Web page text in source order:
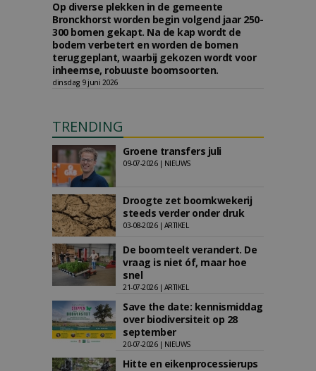
Op diverse plekken in de gemeente
Bronckhorst worden begin volgend jaar 250-
300 bomen gekapt. Na de kap wordt de
bodem verbetert en worden de bomen
teruggeplant, waarbij gekozen wordt voor
inheemse, robuuste boomsoorten.
dinsdag 9 juni 2026
TRENDING
Groene transfers juli
09-07-2026 | NIEUWS
Droogte zet boomkwekerij
steeds verder onder druk
03-08-2026 | ARTIKEL
De boomteelt verandert. De
vraag is niet óf, maar hoe
snel
21-07-2026 | ARTIKEL
Save the date: kennismiddag
over biodiversiteit op 28
september
20-07-2026 | NIEUWS
Hitte en eikenprocessierups